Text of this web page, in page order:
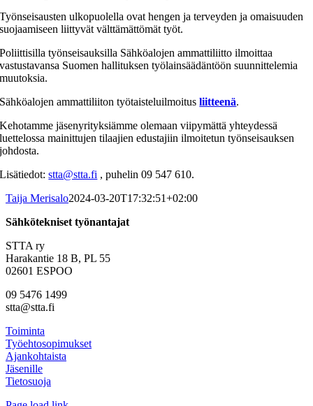
Työnseisausten ulkopuolella ovat hengen ja terveyden ja omaisuuden
suojaamiseen liittyvät välttämättömät työt.
Poliittisilla työnseisauksilla Sähköalojen ammattiliitto ilmoittaa
vastustavansa Suomen hallituksen työlainsäädäntöön suunnittelemia
muutoksia.
Sähköalojen ammattiliiton työtaisteluilmoitusliitteenä.
Kehotamme jäsenyrityksiämme olemaan viipymättä yhteydessä
luettelossa mainittujen tilaajien edustajiin ilmoitetun työnseisauksen
johdosta.
Lisätiedot:stta@stta.fi , puhelin 09 547 610.
Taija Merisalo2024-03-20T17:32:51+02:00
Sähkötekniset työnantajat
STTA ry
Harakantie 18 B, PL 55
02601 ESPOO
09 5476 1499
stta@stta.fi
Toiminta
Työehtosopimukset
Ajankohtaista
Jäsenille
Tietosuoja